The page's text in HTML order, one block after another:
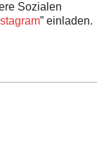
Sozialen
” einladen.